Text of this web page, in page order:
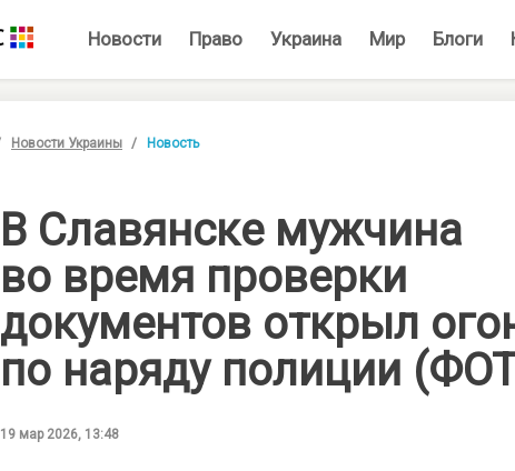
Новости Право Украина Мир Блоги
Новости Украины Новость
В Славянске мужчина
во время проверки
документов открыл
по наряду полиции
19 мар 2026, 13:48